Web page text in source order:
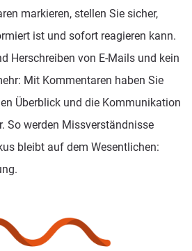
markieren, stellen Sie sicher,
ist und sofort reagieren kann.
Herschreiben von E-Mails und kein
Mit Kommentaren haben Sie
Überblick und die Kommunikation
So werden Missverständnisse
bleibt auf dem Wesentlichen: